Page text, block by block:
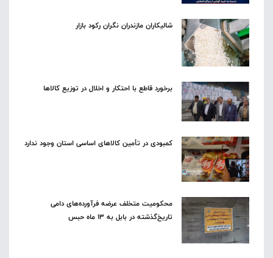
شالیکاران مازندران نگران رکود بازار
برخورد قاطع با احتکار و اخلال در توزیع کالاها
کمبودی در تأمین کالاهای اساسی استان وجود ندارد
محکومیت متخلف عرضه فرآورده‌های دامی
تاریخ‌گذشته در بابل به ۱۳ ماه حبس